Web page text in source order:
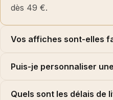
dès 49 €.
Vos affiches sont-elles
Puis-je personnaliser
Quels sont les délais de